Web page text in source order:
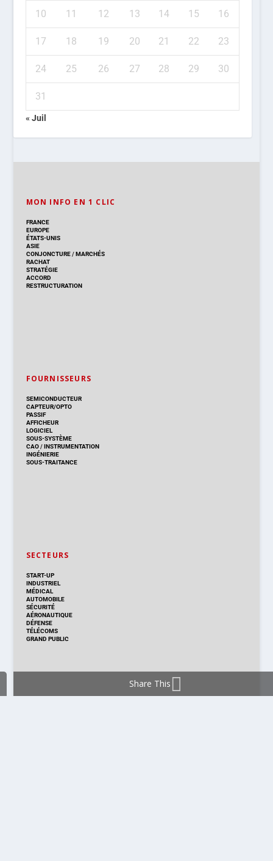
10 11 12 13 14 15 16
17 18 19 20 21 22 23
24 25 26 27 28 29 30
31
« Juil
MON INFO EN 1 CLIC
FRANCE
EUROPE
ÉTATS-UNIS
ASIE
CONJONCTURE/MARCHÉS
RACHAT
STRATÉGIE
ACCORD
RESTRUCTURATION
FOURNISSEURS
SEMICONDUCTEUR
CAPTEUR/OPTO
PASSIF
AFFICHEUR
LOGICIEL
SOUS-SYSTÈME
CAO/INSTRUMENTATION
INGÉNIERIE
SOUS-TRAITANCE
SECTEURS
START-UP
INDUSTRIEL
MÉDICAL
AUTOMOBILE
SÉCURITÉ
AÉRONAUTIQUE
DÉFENSE
TÉLÉCOMS
GRAND PUBLIC
Share This